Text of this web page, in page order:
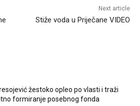
Next article
Stiže voda u Priječane VIDEO
žestoko opleo po vlasti i traži
formiranje posebnog fonda